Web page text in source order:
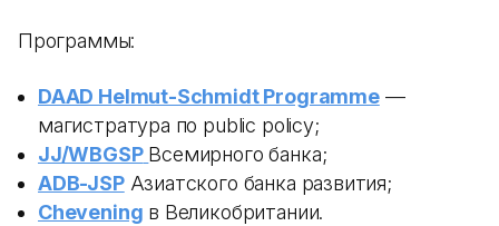
Программы:
DAAD Helmut-Schmidt Programme—
магистратура по public policy;
JJ/WBGSP Всемирного банка;
ADB-JSPАзиатского банка развития;
Chevening в Великобритании.